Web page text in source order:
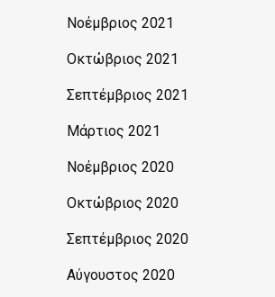
Νοέμβριος 2021
Οκτώβριος 2021
Σεπτέμβριος 2021
Μάρτιος 2021
Νοέμβριος 2020
Οκτώβριος 2020
Σεπτέμβριος 2020
Αύγουστος 2020